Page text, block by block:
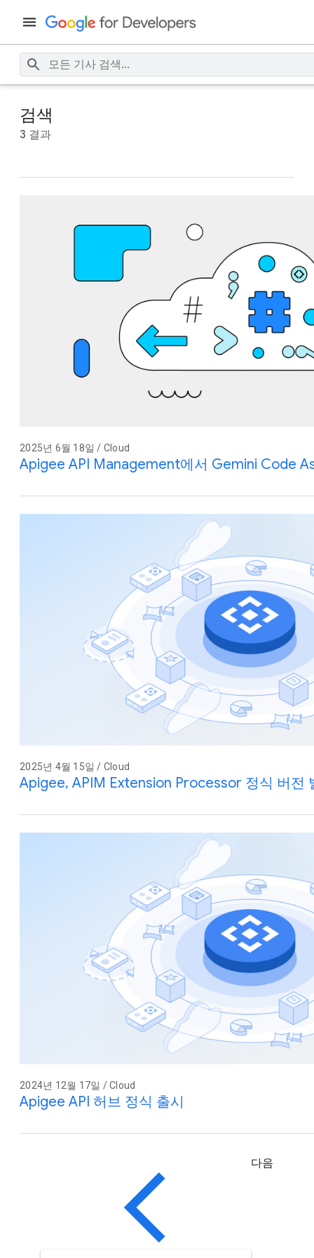
검색
3 결과
2025년 6월 18일 / Cloud
Apigee API Management에서 Gemini Code
2025년 4월 15일 / Cloud
Apigee, APIM Extension Processor 정식 버전
2024년 12월 17일 / Cloud
Apigee API 허브 정식 출시
다음